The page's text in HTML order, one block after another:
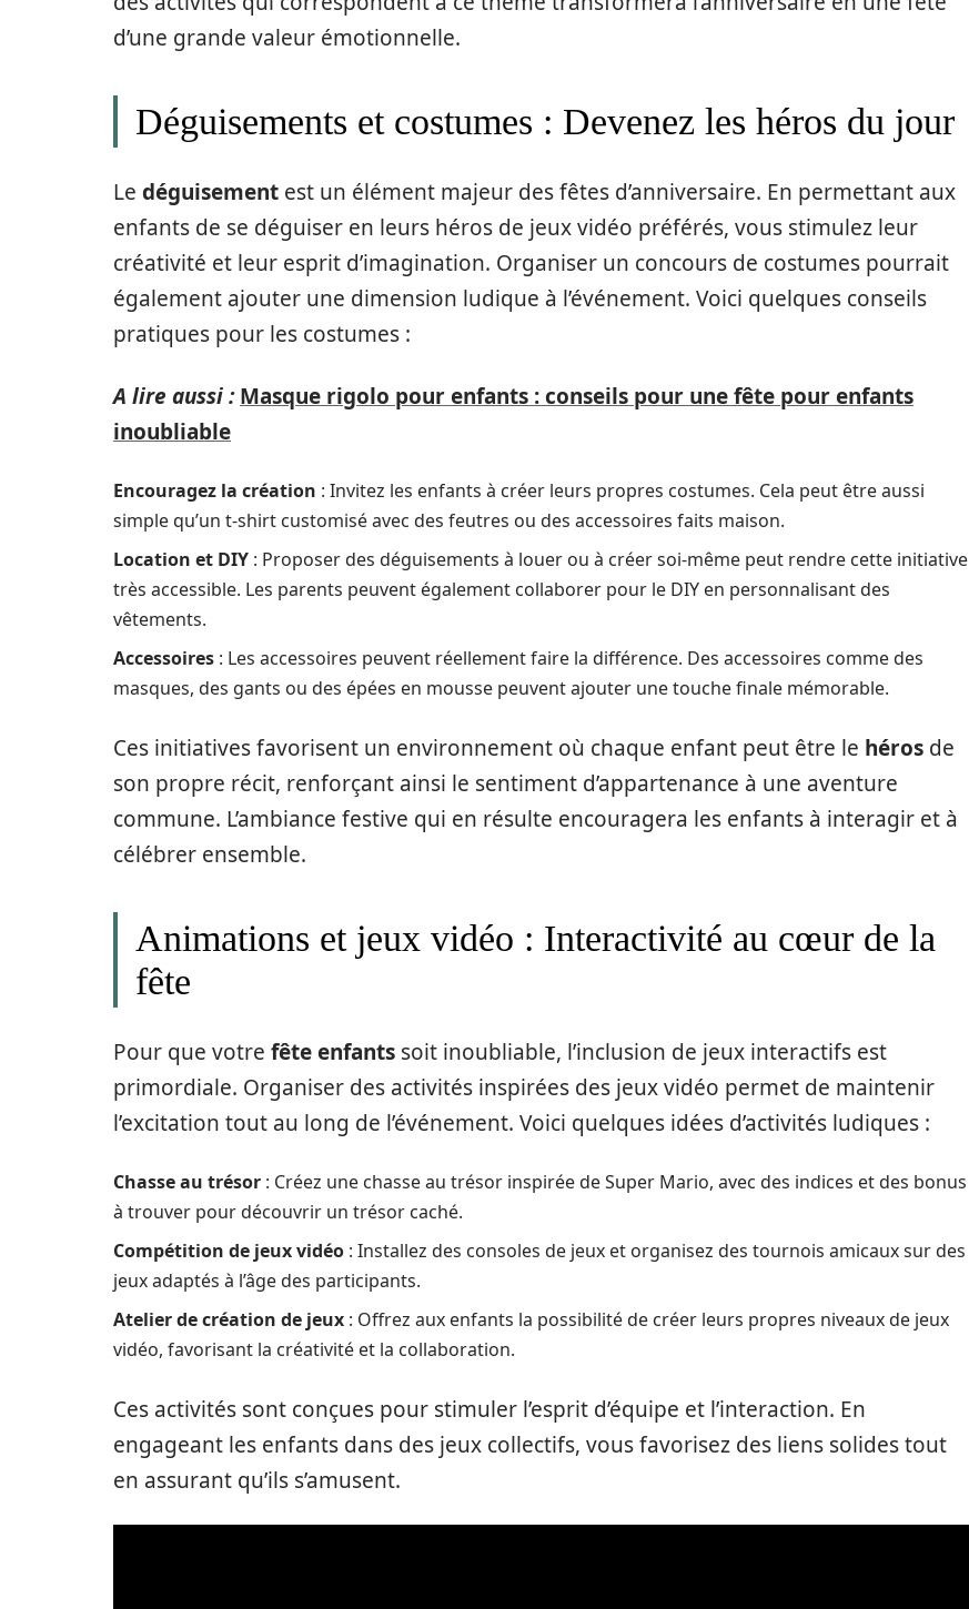
d’une grande valeur émotionnelle.
Déguisements et costumes : Devenez les héros du jour
Le déguisement est un élément majeur des fêtes d’anniversaire. En permettant aux
enfants de se déguiser en leurs héros de jeux vidéo préférés, vous stimulez leur
créativité et leur esprit d’imagination. Organiser un concours de costumes pourrait
également ajouter une dimension ludique à l’événement. Voici quelques conseils
pratiques pour les costumes :
A lire aussi : Masque rigolo pour enfants : conseils pour une fête pour enfants
inoubliable
Encouragez la création : Invitez les enfants à créer leurs propres costumes. Cela peut être aussi
simple qu’un t-shirt customisé avec des feutres ou des accessoires faits maison.
Location et DIY : Proposer des déguisements à louer ou à créer soi-même peut rendre cette initiative
très accessible. Les parents peuvent également collaborer pour le DIY en personnalisant des
vêtements.
Accessoires : Les accessoires peuvent réellement faire la différence. Des accessoires comme des
masques, des gants ou des épées en mousse peuvent ajouter une touche finale mémorable.
Ces initiatives favorisent un environnement où chaque enfant peut être le héros de
son propre récit, renforçant ainsi le sentiment d’appartenance à une aventure
commune. L’ambiance festive qui en résulte encouragera les enfants à interagir et à
célébrer ensemble.
Animations et jeux vidéo : Interactivité au cœur de la
fête
Pour que votre fête enfants soit inoubliable, l’inclusion de jeux interactifs est
primordiale. Organiser des activités inspirées des jeux vidéo permet de maintenir
l’excitation tout au long de l’événement. Voici quelques idées d’activités ludiques :
Chasse au trésor : Créez une chasse au trésor inspirée de Super Mario, avec des indices et des bonus
à trouver pour découvrir un trésor caché.
Compétition de jeux vidéo : Installez des consoles de jeux et organisez des tournois amicaux sur des
jeux adaptés à l’âge des participants.
Atelier de création de jeux : Offrez aux enfants la possibilité de créer leurs propres niveaux de jeux
vidéo, favorisant la créativité et la collaboration.
Ces activités sont conçues pour stimuler l’esprit d’équipe et l’interaction. En
engageant les enfants dans des jeux collectifs, vous favorisez des liens solides tout
en assurant qu’ils s’amusent.